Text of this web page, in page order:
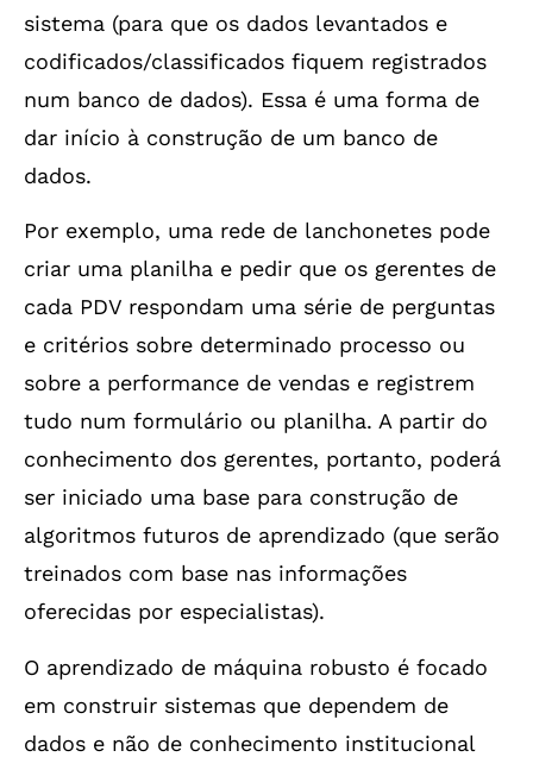
sistema (para que os dados levantados e
codificados/classificados fiquem registrados
num banco de dados). Essa é uma forma de
dar início à construção de um banco de
dados.
Por exemplo, uma rede de lanchonetes pode
criar uma planilha e pedir que os gerentes de
cada PDV respondam uma série de perguntas
e critérios sobre determinado processo ou
sobre a performance de vendas e registrem
tudo num formulário ou planilha. A partir do
conhecimento dos gerentes, portanto, poderá
ser iniciado uma base para construção de
algoritmos futuros de aprendizado (que serão
treinados com base nas informações
oferecidas por especialistas).
O aprendizado de máquina robusto é focado
em construir sistemas que dependem de
dados e não de conhecimento institucional